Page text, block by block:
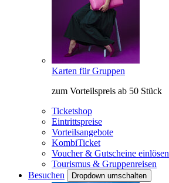
Karten für Gruppen
zum Vorteilspreis ab 50 Stück
Ticketshop
Eintrittspreise
Vorteilsangebote
KombiTicket
Voucher & Gutscheine einlösen
Tourismus & Gruppenreisen
Besuchen
Dropdown umschalten